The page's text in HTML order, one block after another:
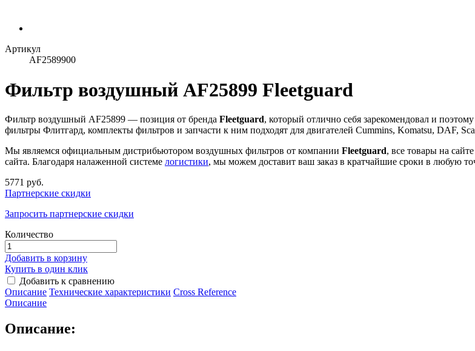
Артикул
AF2589900
Фильтр воздушный AF25899 Fleetguard
Фильтр воздушный AF25899 — позиция от бренда Fleetguard, который отлично себя зарекомендовал и
фильтры Флитгард, комплекты фильтров и запчасти к ним подходят для двигателей Cummins, Komatsu, DAF,
Мы являемся официальным дистрибьютором воздушных фильтров от компании Fleetguard, все товары на
сайта. Благодаря налаженной системе логистики, мы можем доставит ваш заказ в кратчайшие сроки в любую
5771 руб.
Партнерские скидки
Запросить партнерские скидки
Количество
Добавить в корзину
Купить в один клик
Добавить к сравнению
Описание Технические характеристики Сross Reference
Описание
Описание: